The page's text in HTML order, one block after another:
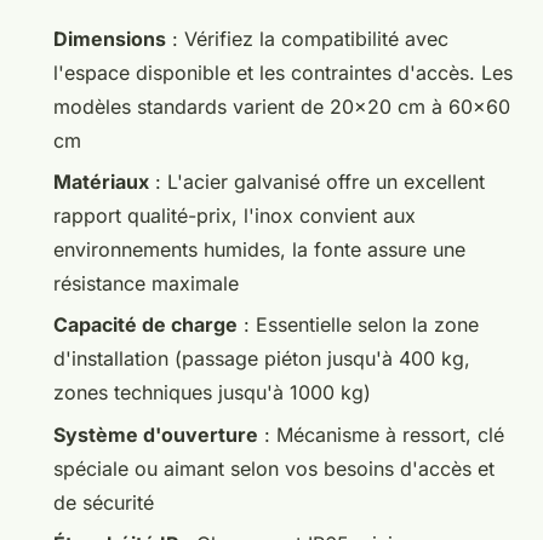
Dimensions : Vérifiez la compatibilité avec
l'espace disponible et les contraintes d'accès. Les
modèles standards varient de 20x20 cm à 60x60
cm
Matériaux : L'acier galvanisé offre un excellent
rapport qualité-prix, l'inox convient aux
environnements humides, la fonte assure une
résistance maximale
Capacité de charge : Essentielle selon la zone
d'installation (passage piéton jusqu'à 400 kg,
zones techniques jusqu'à 1000 kg)
Système d'ouverture : Mécanisme à ressort, clé
spéciale ou aimant selon vos besoins d'accès et
de sécurité